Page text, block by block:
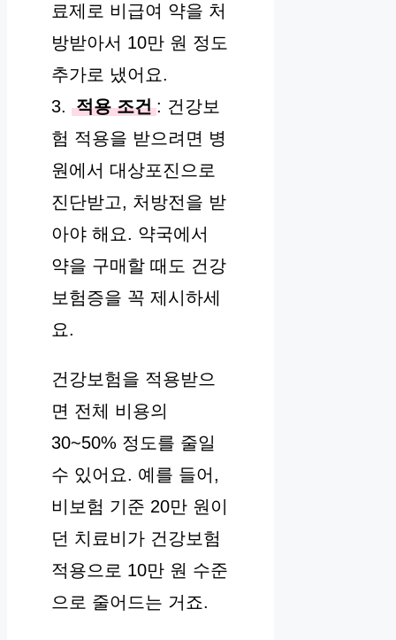
료제로 비급여 약을 처
방받아서 10만 원 정도
추가로 냈어요.
3. 적용 조건 : 건강보
험 적용을 받으려면 병
원에서 대상포진으로
진단받고, 처방전을 받
아야 해요. 약국에서
약을 구매할 때도 건강
보험증을 꼭 제시하세
요.
건강보험을 적용받으
면 전체 비용의
30~50% 정도를 줄일
수 있어요. 예를 들어,
비보험 기준 20만 원이
던 치료비가 건강보험
적용으로 10만 원 수준
으로 줄어드는 거죠.